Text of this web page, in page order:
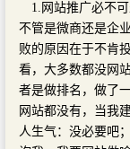
1.网站推广必不
不管是微商还是企
败的原因在于不肯
看，大多数都没网
者是做排名，做了
网站都没有，当我
人生气：没必要吧